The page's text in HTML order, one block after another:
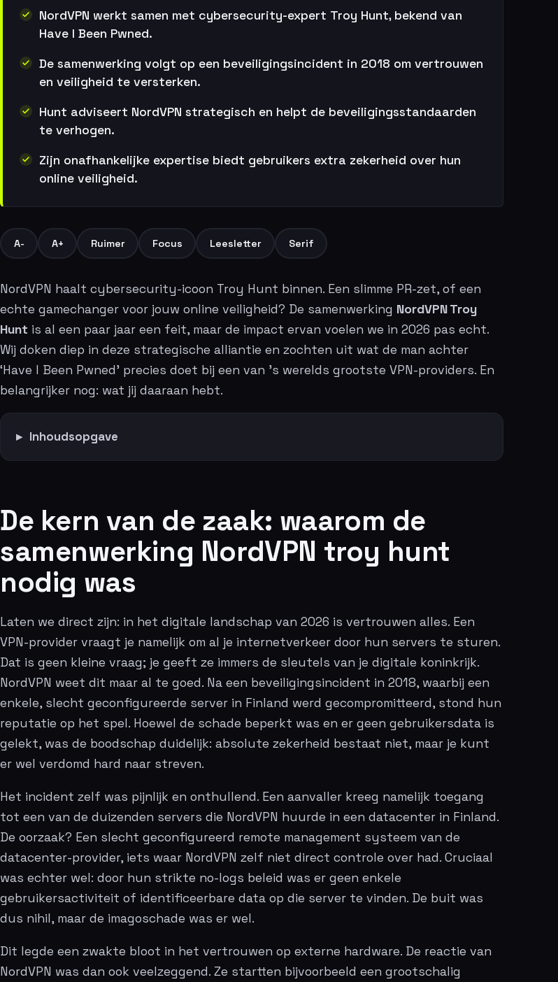
NordVPN werkt samen met cybersecurity-expert Troy Hunt, bekend van
Have I Been Pwned.
De samenwerking volgt op een beveiligingsincident in 2018 om vertrouwen
en veiligheid te versterken.
Hunt adviseert NordVPN strategisch en helpt de beveiligingsstandaarden
te verhogen.
Zijn onafhankelijke expertise biedt gebruikers extra zekerheid over hun
online veiligheid.
A- A+ Ruimer Focus Leesletter Serif
NordVPN haalt cybersecurity-icoon Troy Hunt binnen. Een slimme PR-zet, of een
echte gamechanger voor jouw online veiligheid? De samenwerking NordVPN Troy
Hunt is al een paar jaar een feit, maar de impact ervan voelen we in 2026 pas echt.
Wij doken diep in deze strategische alliantie en zochten uit wat de man achter
‘Have I Been Pwned’ precies doet bij een van ’s werelds grootste VPN-providers. En
belangrijker nog: wat jij daaraan hebt.
Inhoudsopgave
De kern van de zaak: waarom de
samenwerking NordVPN troy hunt
nodig was
Laten we direct zijn: in het digitale landschap van 2026 is vertrouwen alles. Een
VPN-provider vraagt je namelijk om al je internetverkeer door hun servers te sturen.
Dat is geen kleine vraag; je geeft ze immers de sleutels van je digitale koninkrijk.
NordVPN weet dit maar al te goed. Na een beveiligingsincident in 2018, waarbij een
enkele, slecht geconfigureerde server in Finland werd gecompromitteerd, stond hun
reputatie op het spel. Hoewel de schade beperkt was en er geen gebruikersdata is
gelekt, was de boodschap duidelijk: absolute zekerheid bestaat niet, maar je kunt
er wel verdomd hard naar streven.
Het incident zelf was pijnlijk en onthullend. Een aanvaller kreeg namelijk toegang
tot een van de duizenden servers die NordVPN huurde in een datacenter in Finland.
De oorzaak? Een slecht geconfigureerd remote management systeem van de
datacenter-provider, iets waar NordVPN zelf niet direct controle over had. Cruciaal
was echter wel: door hun strikte no-logs beleid was er geen enkele
gebruikersactiviteit of identificeerbare data op die server te vinden. De buit was
dus nihil, maar de imagoschade was er wel.
Dit legde een zwakte bloot in het vertrouwen op externe hardware. De reactie van
NordVPN was dan ook veelzeggend. Ze startten bijvoorbeeld een grootschalig